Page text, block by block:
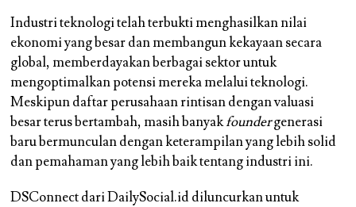
Industri teknologi telah terbukti menghasilkan nilai
ekonomi yang besar dan membangun kekayaan secara
global, memberdayakan berbagai sektor untuk
mengoptimalkan potensi mereka melalui teknologi.
Meskipun daftar perusahaan rintisan dengan valuasi
besar terus bertambah, masih banyakfoundergenerasi
baru bermunculan dengan keterampilan yang lebih solid
dan pemahaman yang lebih baik tentang industri ini.
DSConnect dari DailySocial.id diluncurkan untuk